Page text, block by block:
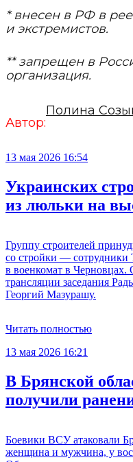
* внесен в РФ в
и экстремистов.
** запрещен в
организация.
Автор:
Полина
13 мая 2026 16:54
Украинских
из люльки на
Группу строителей
со стройки —
в военкомат в
трансляции заседания
Георгий Мазурашу.
Читать полностью
13 мая 2026 16:21
В Брянской
получили
Боевики ВСУ атаковали
женщина и мужчина, у